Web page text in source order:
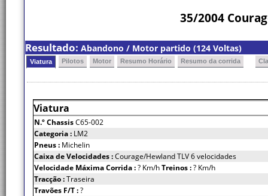
35/2004
Resultado: Abandono / Motor partido (124 Voltas)
Viatura Pilotos Motor Resumo Horário Resumo da corrida
Viatura
N.º ChassisC65-002
Categoria : LM2
Pneus : Michelin
Caixa de Velocidades :Courage/Hewland TLV 6 velocidades
Velocidade Máxima Corrida :? Km/hTreinos :? Km/h
Tracção :Traseira
Travões F/T :?